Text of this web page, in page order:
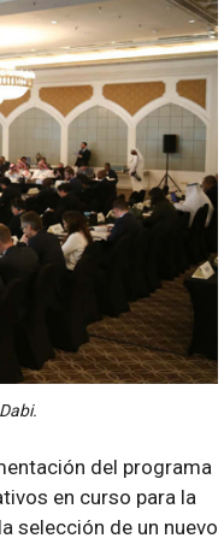
del programa
en curso para la
selección de un nuevo